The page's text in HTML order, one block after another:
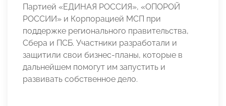
Партией «ЕДИНАЯ РОССИЯ», «ОПОРОЙ
РОССИИ» и Корпорацией МСП при
поддержке регионального правительства,
Сбера и ПСБ. Участники разработали и
защитили свои бизнес-планы, которые в
дальнейшем помогут им запустить и
развивать собственное дело.